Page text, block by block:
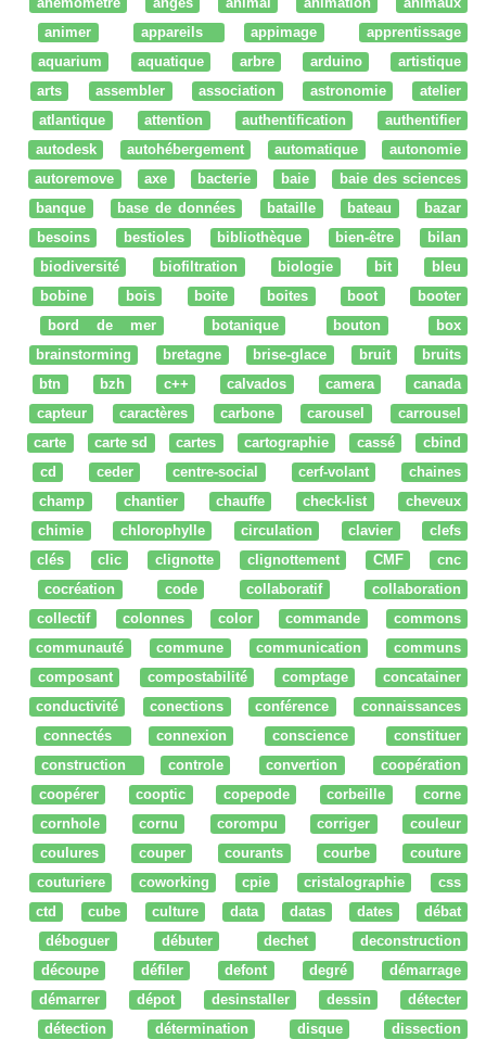
anemomètre
anges animal animation
animaux
animer
appareils appimage
apprentissage
aquarium
aquatique arbre arduino
artistique
arts
assembler association astronomie
atelier
atlantique
attention authentification
authentifier
autodesk
autohébergement automatique
autonomie
autoremove
axe bacterie baie
baie des sciences
banque
base de données bataille bateau
bazar
besoins
bestioles bibliothèque bien-être
bilan
biodiversité
biofiltration biologie bit
bleu
bobine
bois boite boites boot
booter
bord de mer
botanique bouton
box
brainstorming
bretagne brise-glace bruit
bruits
btn
bzh c++ calvados camera
canada
capteur
caractères carbone carousel
carrousel
carte
carte sd cartes cartographie cassé
cbind
cd
ceder centre-social cerf-volant
chaines
champ
chantier chauffe check-list
cheveux
chimie
chlorophylle circulation clavier
clefs
clés
clic clignotte clignottement CMF
cnc
cocréation
code collaboratif
collaboration
collectif
colonnes color commande
commons
communauté
commune communication
communs
composant
compostabilité comptage
concatainer
conductivité
conections conférence
connaissances
connectés
connexion conscience
constituer
construction
controle convertion
coopération
coopérer
cooptic copepode corbeille
corne
cornhole
cornu corompu corriger
couleur
coulures
couper courants courbe
couture
couturiere
coworking cpie cristalographie
css
ctd
cube culture data datas dates
débat
déboguer
débuter dechet
deconstruction
découpe
défiler defont degré
démarrage
démarrer
dépot desinstaller dessin
détecter
détection
détermination disque
dissection